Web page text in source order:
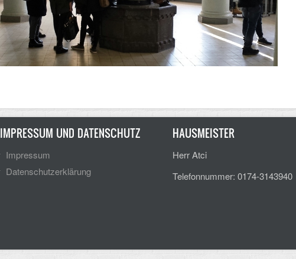
IMPRESSUM UND DATENSCHUTZ
Impressum
Datenschutzerklärung
HAUSMEISTER
Herr Atci
Telefonnummer: 0174-3143940